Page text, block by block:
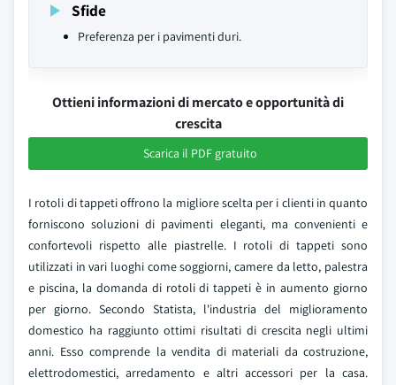
Sfide
Preferenza per i pavimenti duri.
Ottieni informazioni di mercato e opportunità di
crescita
Scarica il PDF gratuito
I rotoli di tappeti offrono la migliore scelta per i clienti in quanto
forniscono soluzioni di pavimenti eleganti, ma convenienti e
confortevoli rispetto alle piastrelle. I rotoli di tappeti sono
utilizzati in vari luoghi come soggiorni, camere da letto, palestra
e piscina, la domanda di rotoli di tappeti è in aumento giorno
per giorno. Secondo Statista, l'industria del miglioramento
domestico ha raggiunto ottimi risultati di crescita negli ultimi
anni. Esso comprende la vendita di materiali da costruzione,
elettrodomestici, arredamento e altri accessori per la casa.